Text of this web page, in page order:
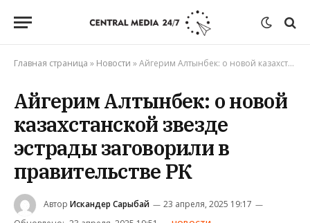
Главная страница » Новости »Айгерим Алтынбек: о новой казахстанской звезде эстрады заговорили в правительстве РК
Айгерим Алтынбек: о новой
казахстанской звезде
эстрады заговорили в
правительстве РК
Автор Искандер Сарыбай
23 апреля, 2025 19:17